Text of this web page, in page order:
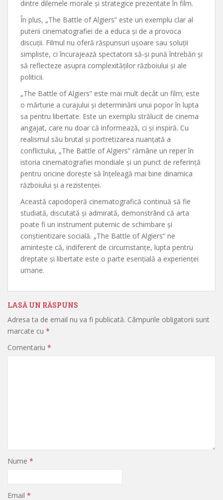
dintre dilemele morale și strategice prezentate în film.
În plus, „The Battle of Algiers” este un exemplu clar al
puterii cinematografiei de a educa și de a provoca
discuții. Filmul nu oferă răspunsuri ușoare sau soluții
simpliste, ci încurajează spectatorii să-și pună întrebări și
să reflecteze asupra complexităților războiului și ale
politicii.
„The Battle of Algiers” este mai mult decât un film; este
o mărturie a curajului și determinării unui popor în lupta
sa pentru libertate. Este un exemplu strălucit de cinema
angajat, care nu doar că informează, ci și inspiră. Cu
realismul său brutal și portretizarea nuanțată a
conflictului, „The Battle of Algiers” rămâne un reper în
istoria cinematografiei mondiale și un punct de referință
pentru oricine dorește să înțeleagă mai bine dinamica
războiului și a rezistenței.
Această capodoperă cinematografică continuă să fie
studiată, discutată și admirată, demonstrând că arta
poate fi un instrument puternic de schimbare și
conștientizare socială. „The Battle of Algiers” ne
amintește că, indiferent de circumstanțe, lupta pentru
dreptate și libertate este o parte esențială a experienței
umane.
LASĂ UN RĂSPUNS
Adresa ta de email nu va fi publicată. Câmpurile obligatorii sunt
marcate cu *
Comentariu *
Nume *
Email *